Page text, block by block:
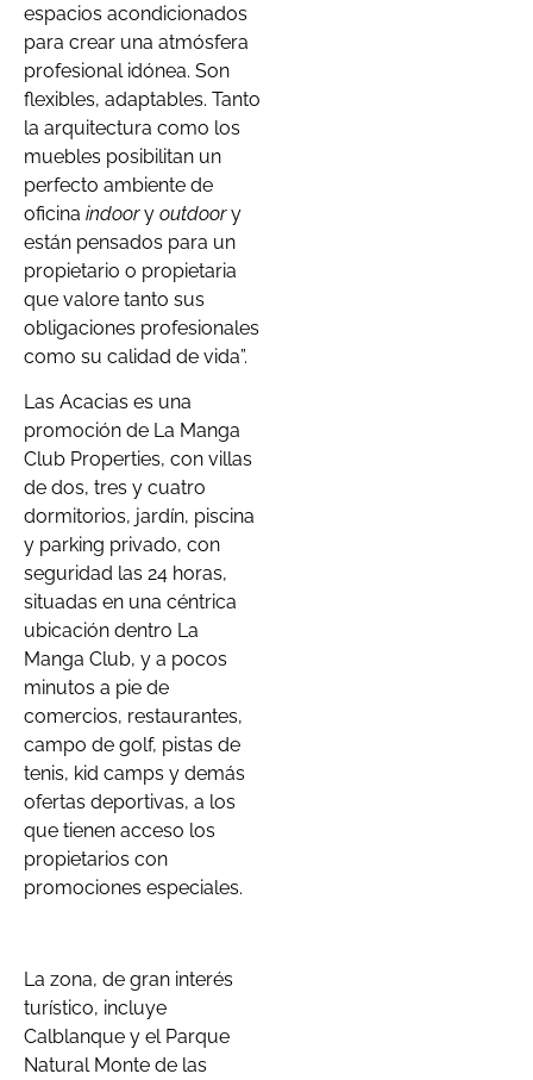
espacios acondicionados
para crear una atmósfera
profesional idónea. Son
flexibles, adaptables. Tanto
la arquitectura como los
muebles posibilitan un
perfecto ambiente de
oficina indoory outdoory
están pensados para un
propietario o propietaria
que valore tanto sus
obligaciones profesionales
como su calidad de vida”.
Las Acacias es una
promoción de La Manga
Club Properties, con villas
de dos, tres y cuatro
dormitorios, jardín, piscina
y parking privado, con
seguridad las 24 horas,
situadas en una céntrica
ubicación dentro La
Manga Club, y a pocos
minutos a pie de
comercios, restaurantes,
campo de golf, pistas de
tenis, kid camps y demás
ofertas deportivas, a los
que tienen acceso los
propietarios con
promociones especiales.
La zona, de gran interés
turístico, incluye
Calblanque y el Parque
Natural Monte de las